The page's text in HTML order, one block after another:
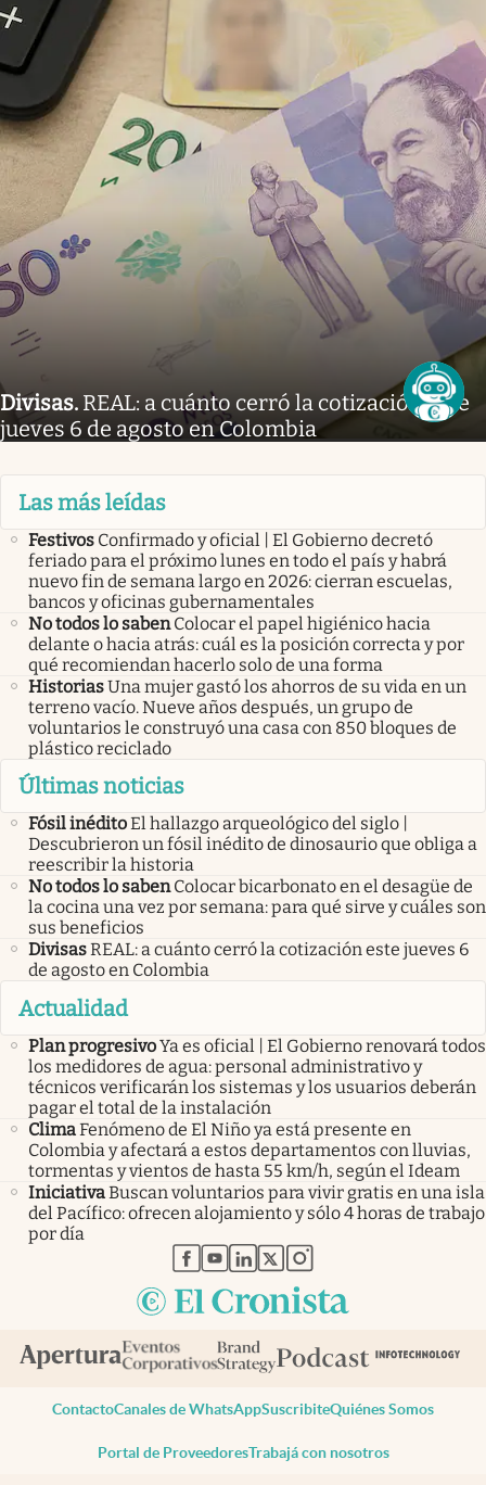
Divisas. REAL: a cuánto cerró la cotización este
jueves 6 de agosto en Colombia
Las más leídas
Festivos Confirmado y oficial | El Gobierno decretó
feriado para el próximo lunes en todo el país y habrá
nuevo fin de semana largo en 2026: cierran escuelas,
bancos y oficinas gubernamentales
No todos lo saben Colocar el papel higiénico hacia
delante o hacia atrás: cuál es la posición correcta y por
qué recomiendan hacerlo solo de una forma
HistoriasUna mujer gastó los ahorros de su vida en un
terreno vacío. Nueve años después, un grupo de
voluntarios le construyó una casa con 850 bloques de
plástico reciclado
Últimas noticias
Fósil inéditoEl hallazgo arqueológico del siglo |
Descubrieron un fósil inédito de dinosaurio que obliga a
reescribir la historia
No todos lo saben Colocar bicarbonato en el desagüe de
la cocina una vez por semana: para qué sirve y cuáles son
sus beneficios
DivisasREAL: a cuánto cerró la cotización este jueves 6
de agosto en Colombia
Actualidad
Plan progresivoYa es oficial | El Gobierno renovará todos
los medidores de agua: personal administrativo y
técnicos verificarán los sistemas y los usuarios deberán
pagar el total de la instalación
ClimaFenómeno de El Niño ya está presente en
Colombia y afectará a estos departamentos con lluvias,
tormentas y vientos de hasta 55 km/h, según el Ideam
IniciativaBuscan voluntarios para vivir gratis en una isla
del Pacífico: ofrecen alojamiento y sólo 4 horas de trabajo
por día
abre en nueva pestaña
abre en nueva pestaña
abre en nueva pestaña
abre en nueva pestaña
abre en nueva pestaña
ContactoCanales de WhatsAppSuscribiteQuiénes Somos
Portal de ProveedoresTrabajá con nosotros